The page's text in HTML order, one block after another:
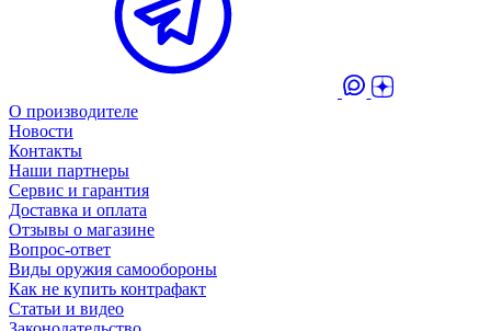
О производителе
Новости
Контакты
Наши партнеры
Сервис и гарантия
Доставка и оплата
Отзывы о магазине
Вопрос-ответ
Виды оружия самообороны
Как не купить контрафакт
Статьи и видео